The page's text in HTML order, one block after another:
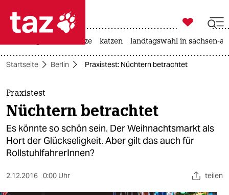
 taz zahl ich
taz zahl ich
themen
politik
öko

taz zahl ich
hitze katzen landtagswahl in sachsen-
Startseite Berlin Praxistest: Nüchtern betrachtet
Praxistest
Nüchtern betrachtet
Es könnte so schön sein. Der Weihnachtsmarkt als
Hort der Glückseligkeit. Aber gilt das auch für
RollstuhlfahrerInnen?
2.12.2016 0:00 Uhr teilen